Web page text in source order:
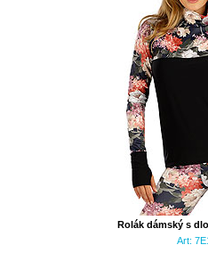
Rolák dámský s
Art: